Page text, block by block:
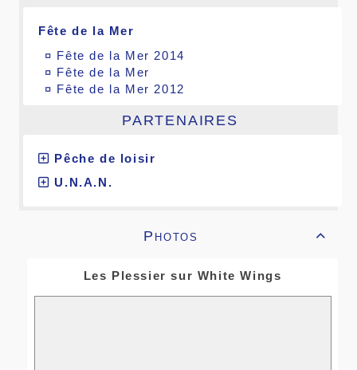
Fête de la Mer
¤ Fête de la Mer 2014
¤ Fête de la Mer
¤ Fête de la Mer 2012
PARTENAIRES
Pêche de loisir
U.N.A.N.

Photos
Les Plessier sur White Wings